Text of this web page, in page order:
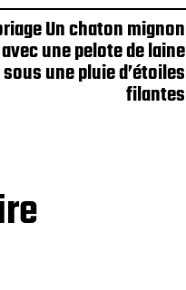
Un chaton mignon
avec une pelote de laine
sous une pluie d’étoiles
filantes